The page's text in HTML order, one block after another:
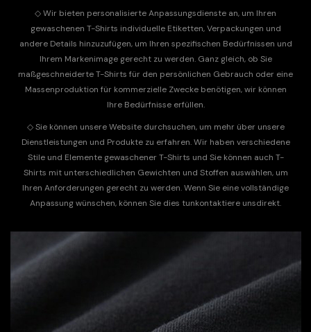
◇Wir bieten personalisierte Anpassungsdienste an, um Ihren
gewaschenen T-Shirts individuelle Etiketten, Verpackungen und
andere Details hinzuzufügen, um Ihren spezifischen Bedürfnissen und
Ihrem Markenimage gerecht zu werden. Ganz gleich, ob Sie
maßgeschneiderte T-Shirts für den persönlichen Gebrauch oder eine
Massenproduktion für kommerzielle Zwecke benötigen, wir können
Ihre Bedürfnisse erfüllen.
◇ Sie können unsere Website durchsuchen, um mehr über unsere
Dienstleistungen und Produkte zu erfahren. Wir haben verschiedene
Stile und Elemente gewaschener T-Shirts und Sie können auch T-
Shirts mit unterschiedlichen Gewichten und Stoffen auswählen, um
Ihren Anforderungen gerecht zu werden. Wenn Sie eine vollständige
Anpassung wünschen, können Sie dies tunkontaktiere unsdirekt.